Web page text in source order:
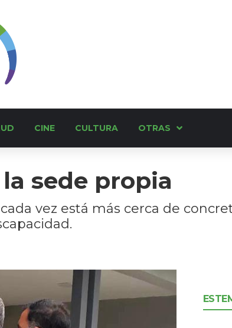
CINE CULTURA OTRAS
sede propia
vez está más cerca de